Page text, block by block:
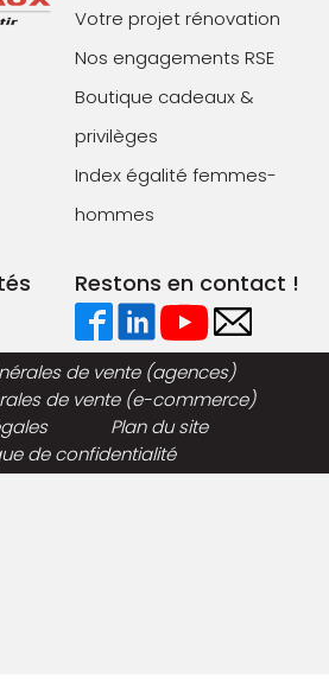
Votre projet rénovation
Nos engagements RSE
Boutique cadeaux &
privilèges
Index égalité femmes-
hommes
Restons en contact !
de vente (agences)
de vente (e-commerce)
Plan du site
de confidentialité